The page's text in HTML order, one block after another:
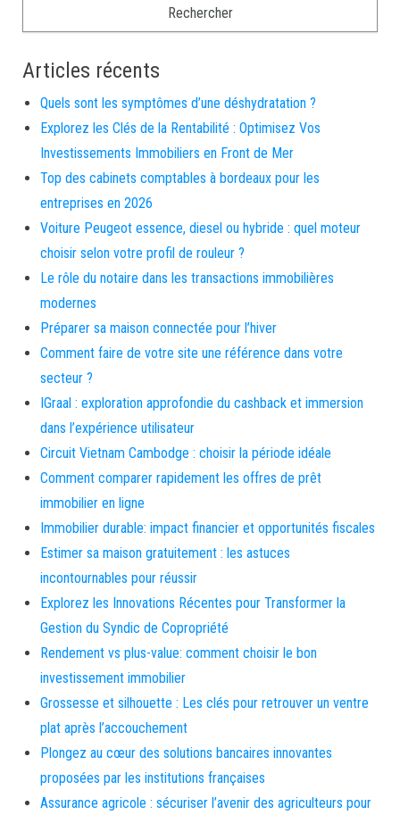
Articles récents
Quels sont les symptômes d’une déshydratation ?
Explorez les Clés de la Rentabilité : Optimisez Vos
Investissements Immobiliers en Front de Mer
Top des cabinets comptables à bordeaux pour les
entreprises en 2026
Voiture Peugeot essence, diesel ou hybride : quel moteur
choisir selon votre profil de rouleur ?
Le rôle du notaire dans les transactions immobilières
modernes
Préparer sa maison connectée pour l’hiver
Comment faire de votre site une référence dans votre
secteur ?
IGraal : exploration approfondie du cashback et immersion
dans l’expérience utilisateur
Circuit Vietnam Cambodge : choisir la période idéale
Comment comparer rapidement les offres de prêt
immobilier en ligne
Immobilier durable: impact financier et opportunités fiscales
Estimer sa maison gratuitement : les astuces
incontournables pour réussir
Explorez les Innovations Récentes pour Transformer la
Gestion du Syndic de Copropriété
Rendement vs plus-value: comment choisir le bon
investissement immobilier
Grossesse et silhouette : Les clés pour retrouver un ventre
plat après l’accouchement
Plongez au cœur des solutions bancaires innovantes
proposées par les institutions françaises
Assurance agricole : sécuriser l’avenir des agriculteurs pour